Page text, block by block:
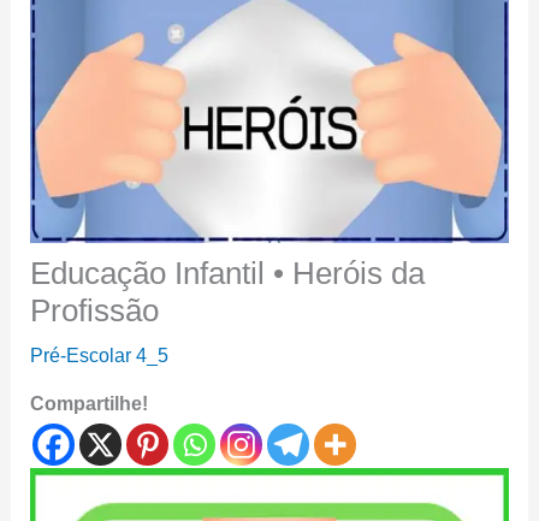
Educação Infantil • Heróis da
Profissão
Pré-Escolar 4_5
Compartilhe!